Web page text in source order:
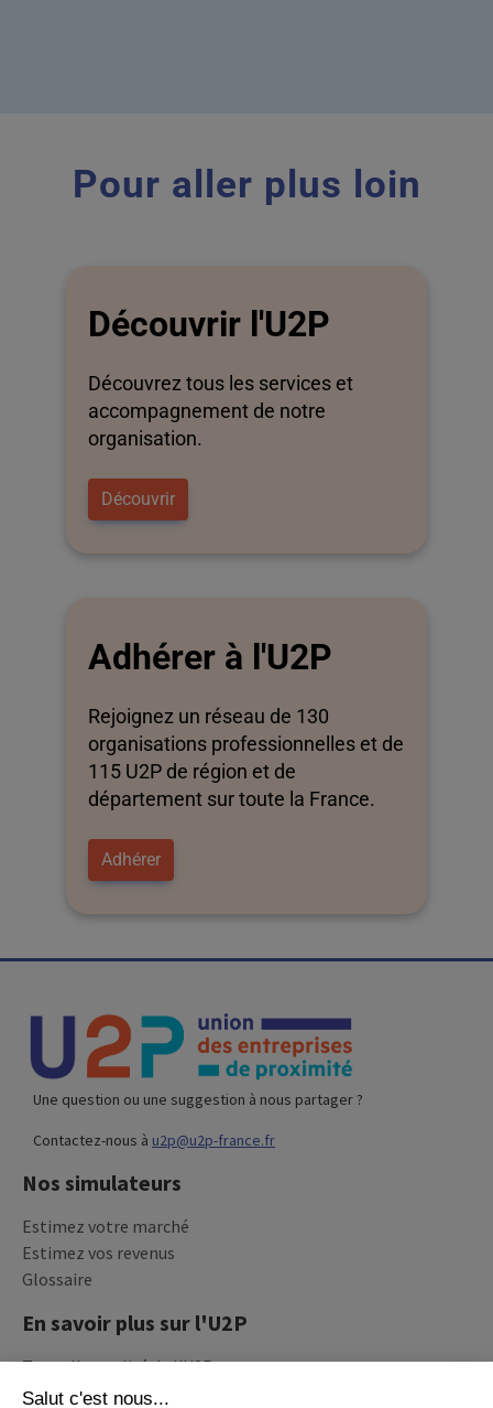
Pour aller plus loin
Découvrir l'U2P
Découvrez tous les services et
accompagnement de notre
organisation.
Découvrir
Adhérer à l'U2P
Rejoignez un réseau de 130
organisations professionnelles et de
115 U2P de région et de
département sur toute la France.
Adhérer
Une question ou une suggestion à nous partager ?
Contactez-nous à u2p@u2p-france.fr
Nos simulateurs
Estimez votre marché
Estimez vos revenus
Glossaire
En savoir plus sur l'U2P
Toute l'actualité de l'U2P
Recevez la newsletter de l'U2P